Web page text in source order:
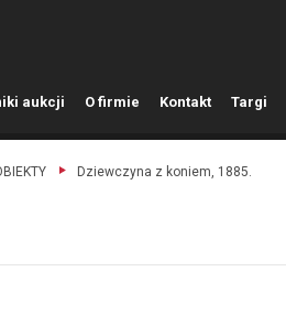
aukcji O firmie Kontakt Targi
Dziewczyna z koniem, 1885.